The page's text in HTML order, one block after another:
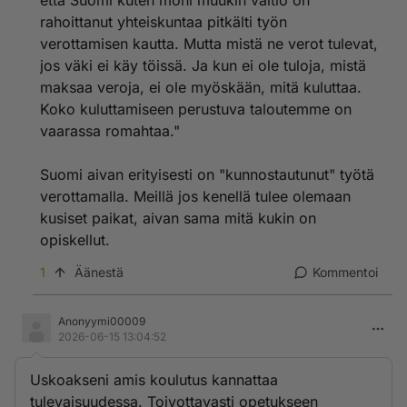
teroreettisen pohjan ja yleistietämyksen opiskeluun.
Hyvä pohjakunto ja pohjakunnon jatkuva kehittäminen
nopeasti, Uusia ammatteja syntyy hetkessä ja niihin
siirtyy ihmisiä joilla on hyvä teoreettinen laaja-alainen
pohjakunto. Varmastikin peruskoulujenkin
oppiainevalikoimiin sisällytetään pakolliset tekoäly ja
juurikaan mitään tiedä. Vedät kurssit oppilaille nopealla
itselle tuntemattoman asian valmistautumisella. Se
vaatii aika lailla palleja ja heittäytymistä,
rahoittanut yhteiskuntaa pitkälti työn
verottamisen kautta. Mutta mistä ne verot tulevat,
jos väki ei käy töissä. Ja kun ei ole tuloja, mistä
maksaa veroja, ei ole myöskään, mitä kuluttaa.
Koko kuluttamiseen perustuva taloutemme on
vaarassa romahtaa."
Suomi aivan erityisesti on "kunnostautunut" työtä
verottamalla. Meillä jos kenellä tulee olemaan
kusiset paikat, aivan sama mitä kukin on
opiskellut.
1 Äänestä Kommentoi
Anonyymi00009
2026-06-15 13:04:52
Uskoakseni amis koulutus kannattaa
tulevaisuudessa. Toivottavasti opetukseen